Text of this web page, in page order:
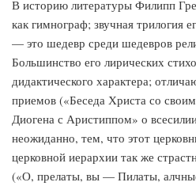
В историю литературы Филипп
как гимнограф; звучная трилогия
— это шедевр среди шедевров
Большинство его лирических
дидактического характера;
приемов («Беседа Христа со
Диогена с Аристиппом» о
неожиданно, тем, что этот
церковной иерархии так же
(«О, прелаты, вы — Пилаты,